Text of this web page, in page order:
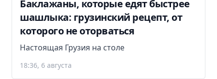
Баклажаны, которые едят быстрее
шашлыка: грузинский рецепт, от
которого не оторваться
Настоящая Грузия на столе
18:36, 6 августа